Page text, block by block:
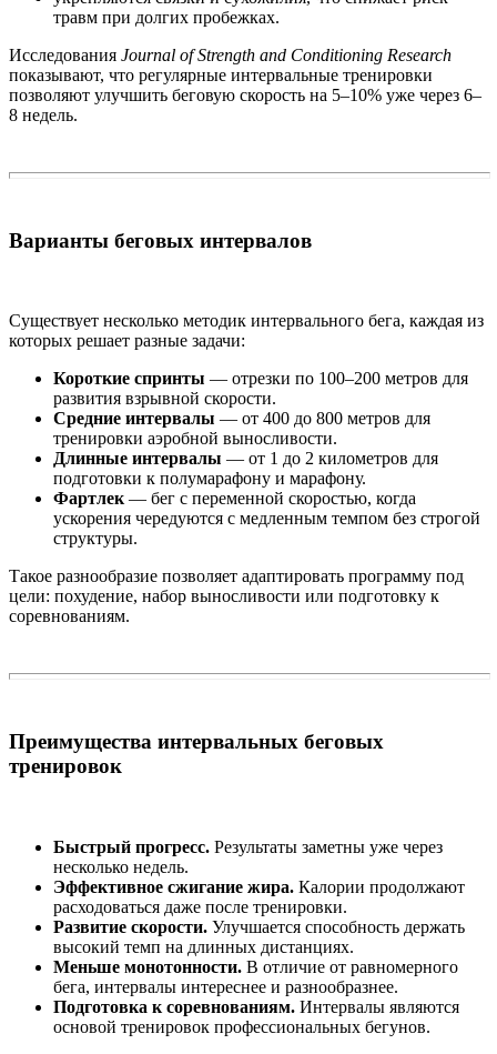
травм при долгих пробежках.
Исследования Journal of Strength and Conditioning Research
показывают, что регулярные интервальные тренировки
позволяют улучшить беговую скорость на 5–10% уже через 6–
8 недель.
Варианты беговых интервалов
Существует несколько методик интервального бега, каждая из
которых решает разные задачи:
Короткие спринты — отрезки по 100–200 метров для
развития взрывной скорости.
Средние интервалы — от 400 до 800 метров для
тренировки аэробной выносливости.
Длинные интервалы — от 1 до 2 километров для
подготовки к полумарафону и марафону.
Фартлек — бег с переменной скоростью, когда
ускорения чередуются с медленным темпом без строгой
структуры.
Такое разнообразие позволяет адаптировать программу под
цели: похудение, набор выносливости или подготовку к
соревнованиям.
Преимущества интервальных беговых
тренировок
Быстрый прогресс. Результаты заметны уже через
несколько недель.
Эффективное сжигание жира. Калории продолжают
расходоваться даже после тренировки.
Развитие скорости. Улучшается способность держать
высокий темп на длинных дистанциях.
Меньше монотонности. В отличие от равномерного
бега, интервалы интереснее и разнообразнее.
Подготовка к соревнованиям. Интервалы являются
основой тренировок профессиональных бегунов.